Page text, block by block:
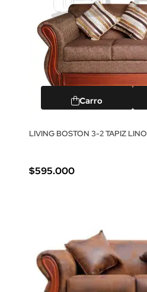
Carro
LIVING BOSTON 3-2 TAPIZ LINO
$595.000